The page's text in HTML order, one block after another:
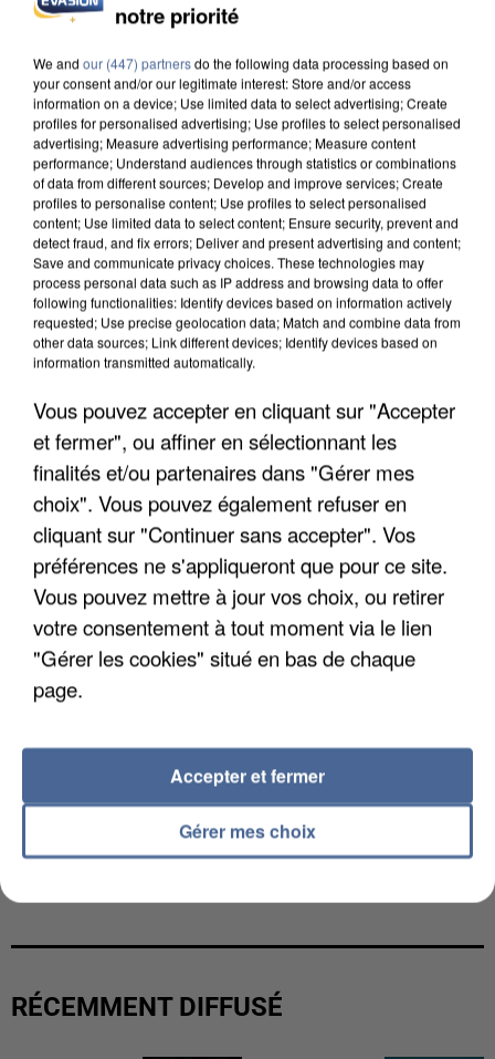
INCENDIES : L’ÎLE-DE-FRANCE LANCE UN ÉLAN
DE SOLIDARITÉ AVEC LES...
APRÈS TOUTES CES CANICULES, LES REFUGES
DE FAUNE SAUVAGE SONT...
L’UN DES FONDATEURS SUPPOSÉS DE LA DZ
RÉCEMMENT DIFFUSÉ
notre priorité
We and our (447) partnersdo the following data processing based on
your consent and/or our legitimate interest: Store and/or access
information on a device; Use limited data to select advertising; Create
profiles for personalised advertising; Use profiles to select personalised
advertising; Measure advertising performance; Measure content
performance; Understand audiences through statistics or combinations
of data from different sources; Develop and improve services; Create
profiles to personalise content; Use profiles to select personalised
content; Use limited data to select content; Ensure security, prevent and
detect fraud, and fix errors; Deliver and present advertising and content;
Save and communicate privacy choices. These technologies may
process personal data such as IP address and browsing data to offer
following functionalities: Identify devices based on information actively
requested; Use precise geolocation data; Match and combine data from
other data sources; Link different devices; Identify devices based on
information transmitted automatically.
Vous pouvez accepter en cliquant sur "Accepter
et fermer", ou affiner en sélectionnant les
finalités et/ou partenaires dans "Gérer mes
choix". Vous pouvez également refuser en
cliquant sur "Continuer sans accepter". Vos
préférences ne s'appliqueront que pour ce site.
Vous pouvez mettre à jour vos choix, ou retirer
votre consentement à tout moment via le lien
"Gérer les cookies" situé en bas de chaque
page.
Gérer mes choix
Accepter et fermer